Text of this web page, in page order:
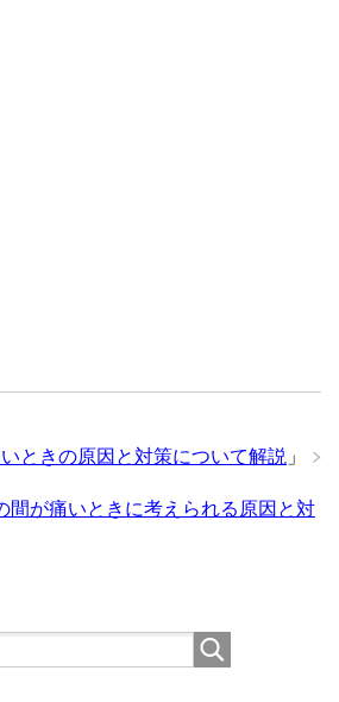
ときの原因と対策について解説 」
間が痛いときに考えられる原因と対